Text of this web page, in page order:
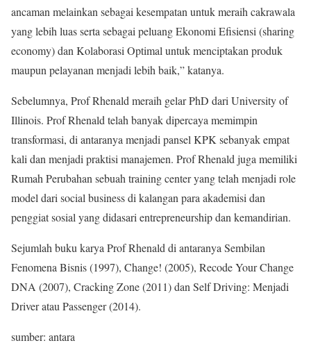
ancaman melainkan sebagai kesempatan untuk meraih cakrawala
yang lebih luas serta sebagai peluang Ekonomi Efisiensi (sharing
economy) dan Kolaborasi Optimal untuk menciptakan produk
maupun pelayanan menjadi lebih baik,” katanya.
Sebelumnya, Prof Rhenald meraih gelar PhD dari University of
Illinois. Prof Rhenald telah banyak dipercaya memimpin
transformasi, di antaranya menjadi pansel KPK sebanyak empat
kali dan menjadi praktisi manajemen. Prof Rhenald juga memiliki
Rumah Perubahan sebuah training center yang telah menjadi role
model dari social business di kalangan para akademisi dan
penggiat sosial yang didasari entrepreneurship dan kemandirian.
Sejumlah buku karya Prof Rhenald di antaranya Sembilan
Fenomena Bisnis (1997), Change! (2005), Recode Your Change
DNA (2007), Cracking Zone (2011) dan Self Driving: Menjadi
Driver atau Passenger (2014).
sumber: antara